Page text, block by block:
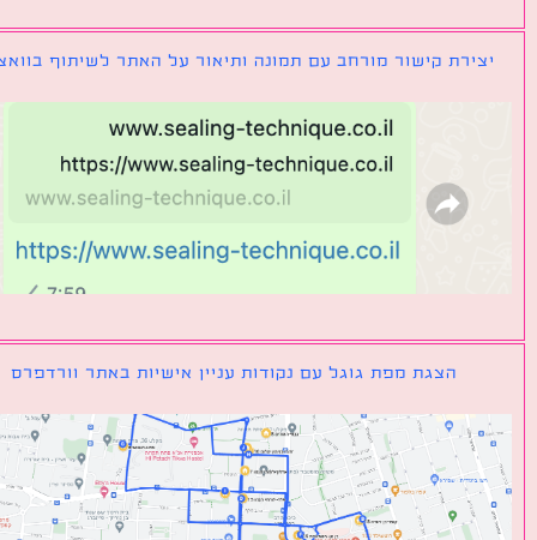
קישור מורחב עם תמונה ותיאור על האתר לשיתוף בוואצאפ
הצגת מפת גוגל עם נקודות עניין אישיות באתר וורדפרס